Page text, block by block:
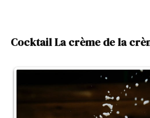
Cocktail La crème de la